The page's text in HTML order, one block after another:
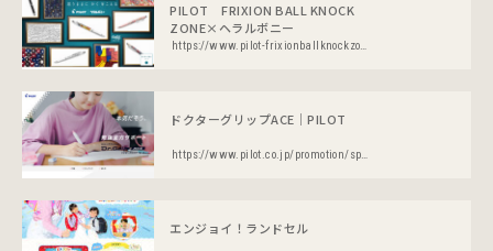
PILOT FRIXION BALL KNOCK
ZONE×ヘラルボニー
https://www.pilot-frixionballknockzone-heralbony.jp/
ドクターグリップACE｜PILOT
https://www.pilot.co.jp/promotion/special_sites/drgrip_ace/
エンジョイ！ランドセル